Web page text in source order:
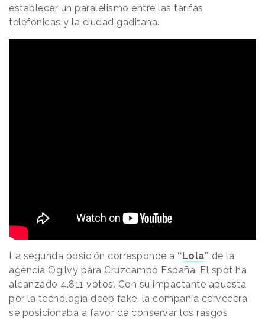
establecer un paralelismo entre las tarifas
telefónicas y la ciudad gaditana.
La segunda posición corresponde a “Lola” de la
agencia Ogilvy para Cruzcampo España. El spot ha
alcanzado 4.811 votos. Con su impactante apuesta
por la tecnología deep fake, la compañía cervecera
se posicionaba a favor de conservar los rasgos